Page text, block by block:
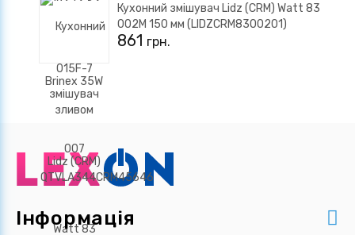
Кухонний змішувач Lidz (CRM) Watt 83
002M 150 мм (LIDZCRM8300201)
861 грн.
Інформація